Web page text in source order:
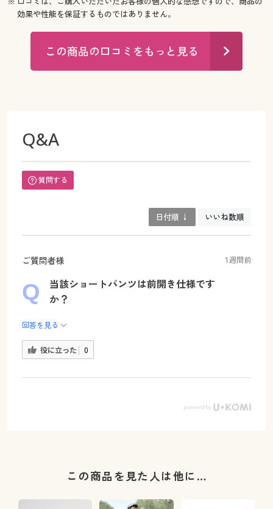
効果や性能を保証するものではありません。
この商品の口コミをもっと見る
Q&A
質問する
日付順 ↓ いいね数順
ご質問者様 1週間前
当該ショートパンツは前開き仕様です
か？
回答を見る
役に立った 0
この商品を見た人は他に…